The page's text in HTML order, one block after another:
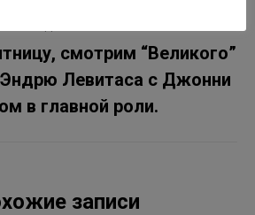
Следующая
запись:
смотрим “Великого”
Левитаса с Джонни
в главной роли.
записи